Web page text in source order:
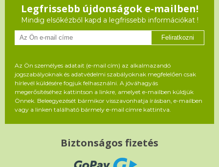
Legfrissebb újdonságok e-mailben!
Mindig elsőkézből kapd a legfrissebb információkat !
Feliratkozni
Az Ön személyes adatait (e-mail cím) az alkalmazandó
jogszabályoknak és adatvédelmi szabályoknak megfelelően csak
hírlevél küldésére fogjuk felhasználni. A jóváhagyás
megerősítéséhez kattintson a linkre, amelyet e-mailben küldjük
Önnek. Beleegyezését bármikor visszavonhatja írásban, e-mailben
vagy a linken található bármely e-mail címre kattintva.
Biztonságos fizetés